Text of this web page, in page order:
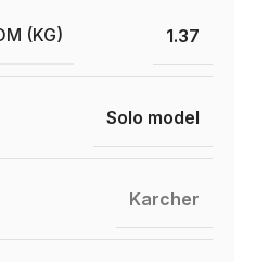
(KG) 1.37
Solo model
Karcher